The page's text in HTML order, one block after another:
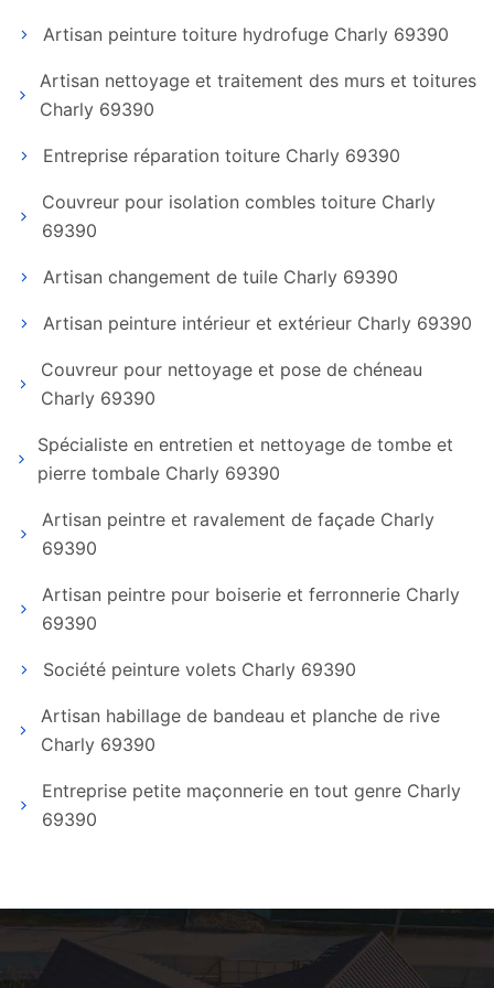
Artisan peinture toiture hydrofuge Charly 69390
Artisan nettoyage et traitement des murs et toitures
Charly 69390
Entreprise réparation toiture Charly 69390
Couvreur pour isolation combles toiture Charly
69390
Artisan changement de tuile Charly 69390
Artisan peinture intérieur et extérieur Charly 69390
Couvreur pour nettoyage et pose de chéneau
Charly 69390
Spécialiste en entretien et nettoyage de tombe et
pierre tombale Charly 69390
Artisan peintre et ravalement de façade Charly
69390
Artisan peintre pour boiserie et ferronnerie Charly
69390
Société peinture volets Charly 69390
Artisan habillage de bandeau et planche de rive
Charly 69390
Entreprise petite maçonnerie en tout genre Charly
69390